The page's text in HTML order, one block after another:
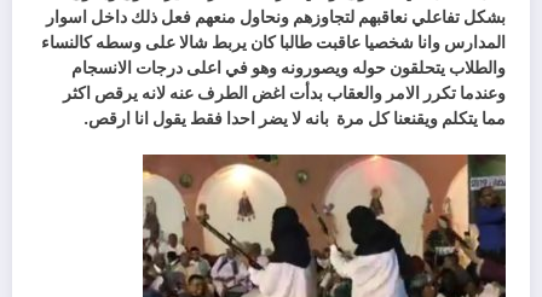
بشكل تفاعلي نعاقبهم لتجاوزهم ونحاول منعهم فعل ذلك داخل اسوار
المدارس وانا شخصيا عاقبت طالبا كان يربط شالا على وسطه كالنساء
والطلاب يتحلقون حوله ويصورونه وهو في اعلى درجات الانسجام
وعندما تكرر الامر والعقاب بدأت اغض الطرف عنه لانه يرقص اكثر
مما يتكلم ويقنعنا كل مرة بانه لا يضر احدا فقط يقول انا ارقص.